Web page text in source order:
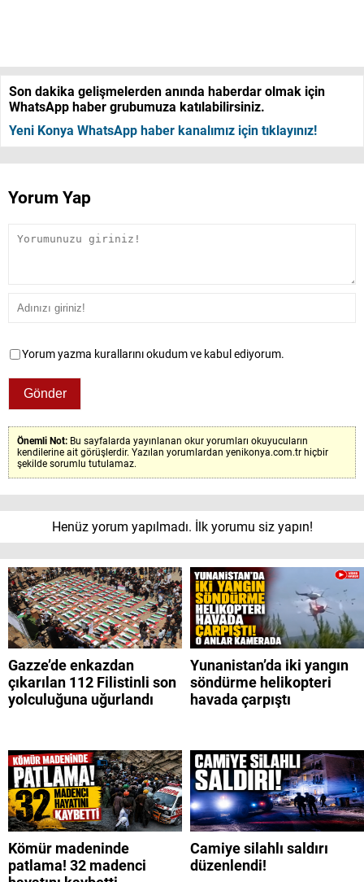
Son dakika gelişmelerden anında haberdar olmak için
WhatsApp haber grubumuza katılabilirsiniz.
Yeni Konya WhatsApp haber kanalımız için tıklayınız!
Yorum Yap
Yorum yazma kurallarını okudum ve kabul ediyorum.
Önemli Not: Bu sayfalarda yayınlanan okur yorumları okuyucuların
kendilerine ait görüşlerdir. Yazılan yorumlardan yenikonya.com.tr hiçbir
şekilde sorumlu tutulamaz.
Henüz yorum yapılmadı. İlk yorumu siz yapın!
Gazze’de enkazdan
çıkarılan 112 Filistinli son
yolculuğuna uğurlandı
Yunanistan’da iki yangın
söndürme helikopteri
havada çarpıştı
Kömür madeninde
patlama! 32 madenci
Camiye silahlı saldırı
düzenlendi!